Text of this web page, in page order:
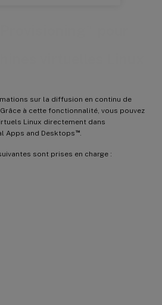
sur la diffusion en continu de
à cette fonctionnalité, vous pouvez
Linux directement dans
Apps and Desktops ™.
sont prises en charge :